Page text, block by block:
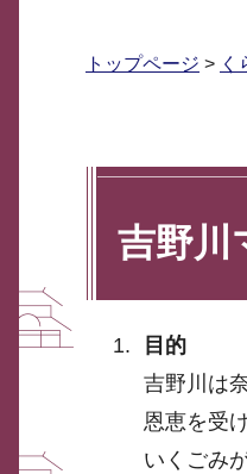
トップページ > く
吉野川
目的
吉野川は
恩恵を受
いくごみ